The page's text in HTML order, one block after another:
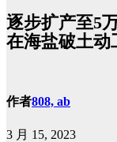
逐步扩产至5
在海盐破土动
作者808, ab
3 月 15, 2023